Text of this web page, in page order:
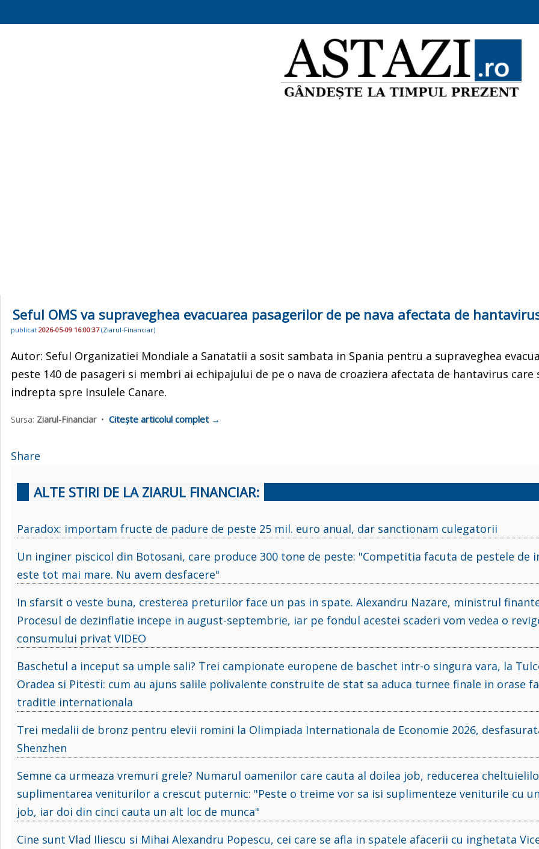
Seful OMS va supraveghea evacuarea pasagerilor de pe nava afectata de
publicat 2026-05-09 16:00:37(Ziarul-Financiar)
Autor: Seful Organizatiei Mondiale a Sanatatii a sosit sambata in Spania pentru a supraveghea
peste 140 de pasageri si membri ai echipajului de pe o nava de croaziera afectata de hantavirus care
indrepta spre Insulele Canare.
Sursa: Ziarul-Financiar• Citește articolul complet →
Share
ALTE STIRI DE LA ZIARUL FINANCIAR:
Paradox: importam fructe de padure de peste 25 mil. euro anual, dar sanctionam culegatorii
Un inginer piscicol din Botosani, care produce 300 tone de peste: "Competitia facuta de pestele de
este tot mai mare. Nu avem desfacere"
In sfarsit o veste buna, cresterea preturilor face un pas in spate. Alexandru Nazare, ministrul
Procesul de dezinflatie incepe in august-septembrie, iar pe fondul acestei scaderi vom vedea o
consumului privat VIDEO
Baschetul a inceput sa umple sali? Trei campionate europene de baschet intr-o singura vara, la
Oradea si Pitesti: cum au ajuns salile polivalente construite de stat sa aduca turnee finale in orase
traditie internationala
Trei medalii de bronz pentru elevii romini la Olimpiada Internationala de Economie 2026,
Shenzhen
Semne ca urmeaza vremuri grele? Numarul oamenilor care cauta al doilea job, reducerea
suplimentarea veniturilor a crescut puternic: "Peste o treime vor sa isi suplimenteze veniturile cu
job, iar doi din cinci cauta un alt loc de munca"
Cine sunt Vlad Iliescu si Mihai Alexandru Popescu, cei care se afla in spatele afacerii cu inghetata